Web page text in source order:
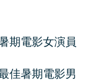
期電影女演員
佳暑期電影男